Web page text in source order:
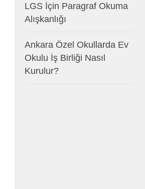
LGS İçin Paragraf Okuma
Alışkanlığı
Ankara Özel Okullarda Ev
Okulu İş Birliği Nasıl
Kurulur?